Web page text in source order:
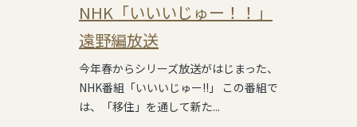
NHK「いいいじゅー！！」
遠野編放送
今年春からシリーズ放送がはじまった、
NHK番組「いいいじゅー!!」 この番組で
は、「移住」を通して新た...